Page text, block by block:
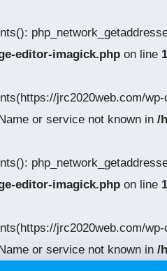
editor-imagick.php on line
jrc2020web.com/
or service not known in /
editor-imagick.php on line
jrc2020web.com/
or service not known in /